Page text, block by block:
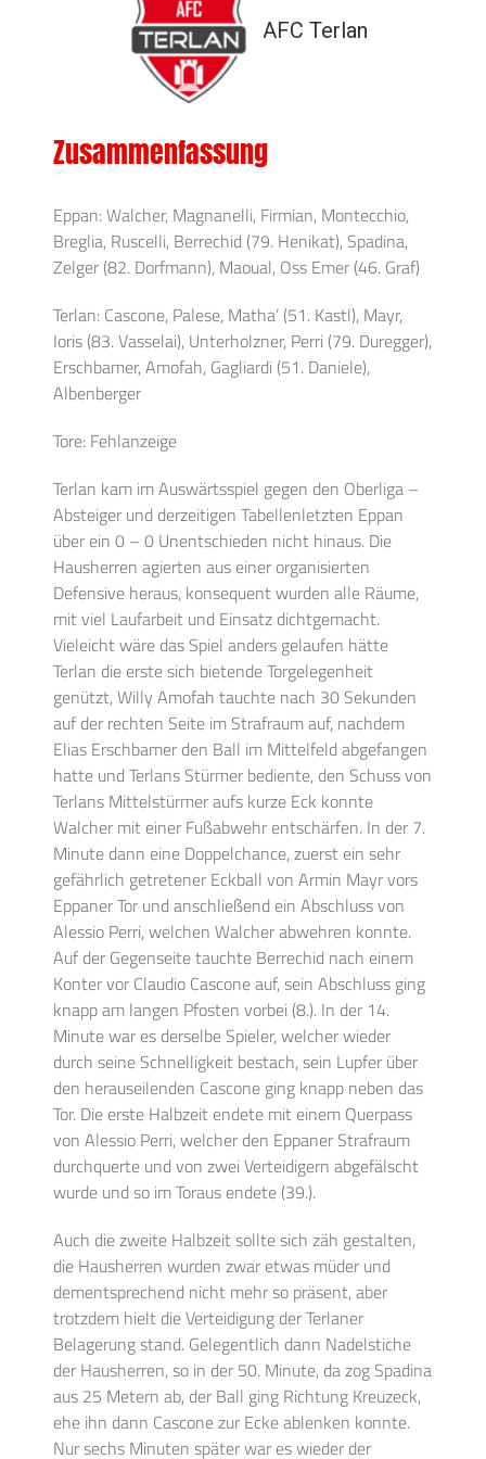
AFC Terlan
Zusammenfassung
Eppan: Walcher, Magnanelli, Firmian, Montecchio,
Breglia, Ruscelli, Berrechid (79. Henikat), Spadina,
Zelger (82. Dorfmann), Maoual, Oss Emer (46. Graf)
Terlan: Cascone, Palese, Matha’ (51. Kastl), Mayr,
Ioris (83. Vasselai), Unterholzner, Perri (79. Duregger),
Erschbamer, Amofah, Gagliardi (51. Daniele),
Albenberger
Tore: Fehlanzeige
Terlan kam im Auswärtsspiel gegen den Oberliga –
Absteiger und derzeitigen Tabellenletzten Eppan
über ein 0 – 0 Unentschieden nicht hinaus. Die
Hausherren agierten aus einer organisierten
Defensive heraus, konsequent wurden alle Räume,
mit viel Laufarbeit und Einsatz dichtgemacht.
Vieleicht wäre das Spiel anders gelaufen hätte
Terlan die erste sich bietende Torgelegenheit
genützt, Willy Amofah tauchte nach 30 Sekunden
auf der rechten Seite im Strafraum auf, nachdem
Elias Erschbamer den Ball im Mittelfeld abgefangen
hatte und Terlans Stürmer bediente, den Schuss von
Terlans Mittelstürmer aufs kurze Eck konnte
Walcher mit einer Fußabwehr entschärfen. In der 7.
Minute dann eine Doppelchance, zuerst ein sehr
gefährlich getretener Eckball von Armin Mayr vors
Eppaner Tor und anschließend ein Abschluss von
Alessio Perri, welchen Walcher abwehren konnte.
Auf der Gegenseite tauchte Berrechid nach einem
Konter vor Claudio Cascone auf, sein Abschluss ging
knapp am langen Pfosten vorbei (8.). In der 14.
Minute war es derselbe Spieler, welcher wieder
durch seine Schnelligkeit bestach, sein Lupfer über
den herauseilenden Cascone ging knapp neben das
Tor. Die erste Halbzeit endete mit einem Querpass
von Alessio Perri, welcher den Eppaner Strafraum
durchquerte und von zwei Verteidigern abgefälscht
wurde und so im Toraus endete (39.).
Auch die zweite Halbzeit sollte sich zäh gestalten,
die Hausherren wurden zwar etwas müder und
dementsprechend nicht mehr so präsent, aber
trotzdem hielt die Verteidigung der Terlaner
Belagerung stand. Gelegentlich dann Nadelstiche
der Hausherren, so in der 50. Minute, da zog Spadina
aus 25 Metern ab, der Ball ging Richtung Kreuzeck,
ehe ihn dann Cascone zur Ecke ablenken konnte.
Nur sechs Minuten später war es wieder der